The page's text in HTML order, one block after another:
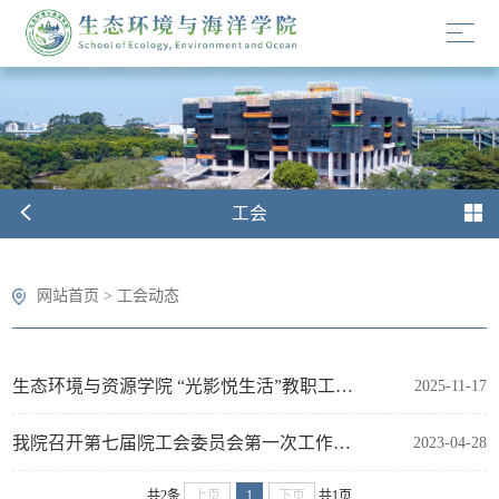
工会
网站首页 > 工会动态
生态环境与资源学院 “光影悦生活”教职工观影活动 2025-11-17
我院召开第七届院工会委员会第一次工作会议 2023-04-28